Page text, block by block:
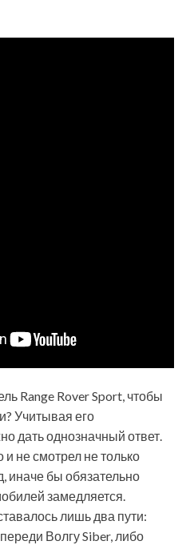
Range Rover Sport, чтобы
Учитывая его
дать однозначный ответ.
не смотрел не только
иначе бы обязательно
замедляется.
лишь два пути:
Волгу Siber, либо